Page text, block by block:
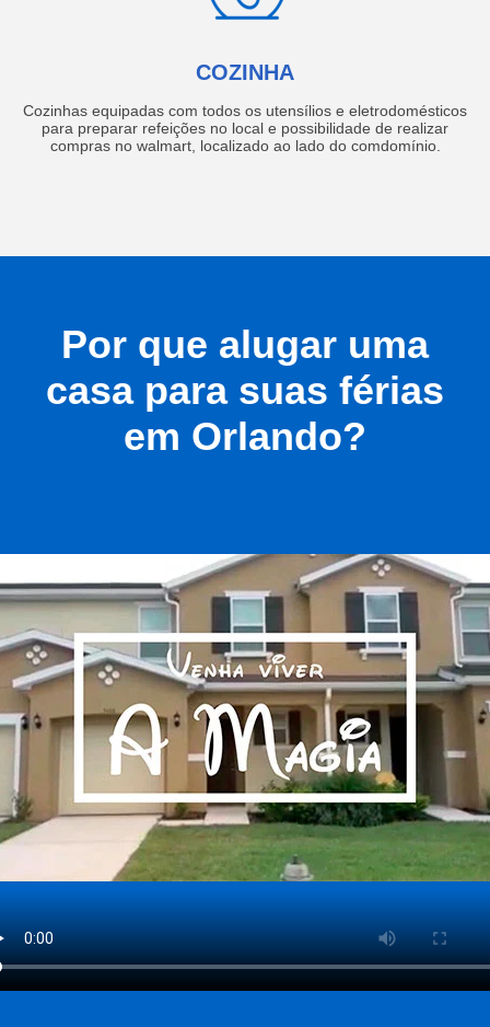
COZINHA
Cozinhas equipadas com todos os utensílios e eletrodomésticos
para preparar refeições no local e possibilidade de realizar
compras no walmart, localizado ao lado do comdomínio.
Por que alugar uma
casa para suas férias
em Orlando?